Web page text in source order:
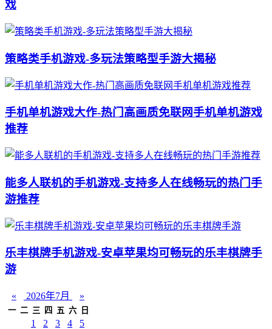
戏
策略类手机游戏-多玩法策略型手游大揭秘
手机单机游戏大作-热门高画质免联网手机单机游戏
推荐
能多人联机的手机游戏-支持多人在线畅玩的热门手
游推荐
乐丰棋牌手机游戏-安卓苹果均可畅玩的乐丰棋牌手
游
« 2026年7月 »
一 二 三 四 五 六 日
1 2 3 4
5